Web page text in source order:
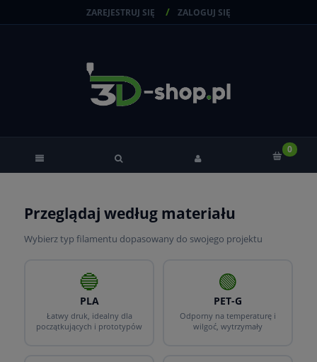
ZAREJESTRUJ SIĘ ZALOGUJ SIĘ
Przeglądaj według materiału
Wybierz typ filamentu dopasowany do swojego projektu
🔵
PLA
Łatwy druk, idealny dla
początkujących i prototypów
🟢
PET-G
Odporny na temperaturę i
wilgoć, wytrzymały